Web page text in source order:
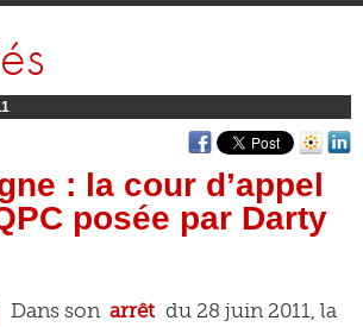
: la cour d’appel
posée par Darty
Dans son arrêt du 28 juin 2011, la